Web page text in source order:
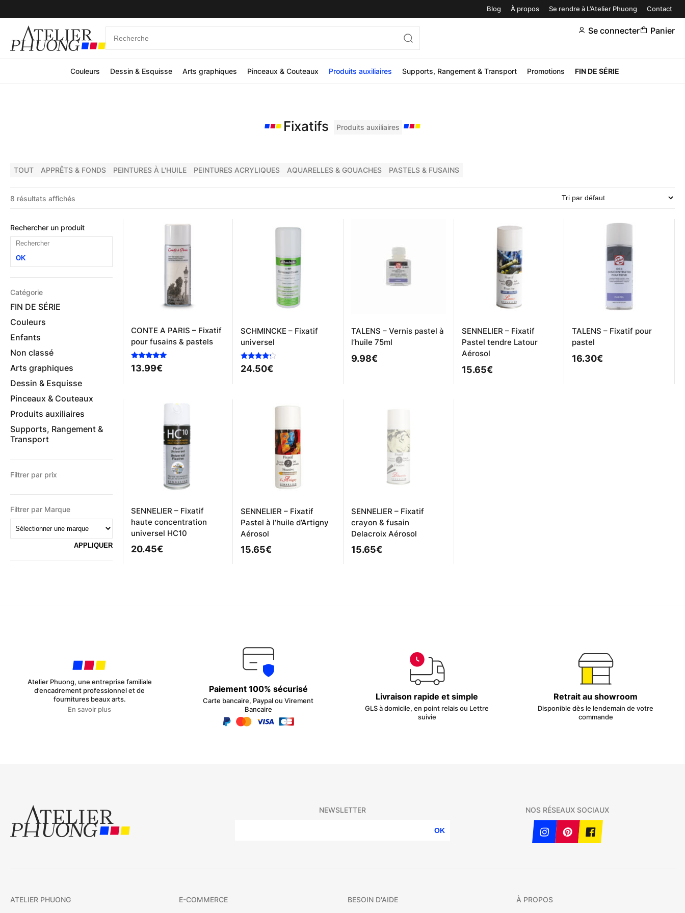
Blog À propos Se rendre à L’Atelier Phuong Contact
Se connecter Panier
Couleurs Dessin & Esquisse Arts graphiques Pinceaux & Couteaux Produits auxiliaires Supports, Rangement & Transport Promotions FIN DE SÉRIE
Fixatifs Produits auxiliaires
TOUT APPRÊTS & FONDS PEINTURES À L'HUILE PEINTURES ACRYLIQUES AQUARELLES & GOUACHES PASTELS & FUSAINS
8 résultats affichés
Rechercher un produit
OK
Catégorie
FIN DE SÉRIE
Couleurs
Enfants
Non classé
Arts graphiques
Dessin & Esquisse
Pinceaux & Couteaux
Produits auxiliaires
Supports, Rangement &
Transport
Filtrer par prix
Filtrer par Marque
CONTE A PARIS – Fixatif
pour fusains & pastels
Note
5.00
13.99€
SCHMINCKE – Fixatif
universel
Note
4.00
24.50€
TALENS – Vernis pastel à
l’huile 75ml
9.98€
SENNELIER – Fixatif
Pastel tendre Latour
Aérosol
15.65€
TALENS – Fixatif pour
pastel
16.30€
SENNELIER – Fixatif
haute concentration
universel HC10
20.45€
SENNELIER – Fixatif
Pastel à l‘huile d’Artigny
Aérosol
15.65€
SENNELIER – Fixatif
crayon & fusain
Delacroix Aérosol
15.65€
Atelier Phuong, une entreprise familiale
d’encadrement professionnel et de
fournitures beaux arts.
En savoir plus
Paiement 100% sécurisé
Carte bancaire, Paypal ou Virement
Bancaire
Livraison rapide et simple
GLS à domicile, en point relais ou Lettre
suivie
Retrait au showroom
Disponible dès le lendemain de votre
commande
NEWSLETTER
OK
NOS RÉSEAUX SOCIAUX
ATELIER PHUONG E-COMMERCE BESOIN D'AIDE À PROPOS